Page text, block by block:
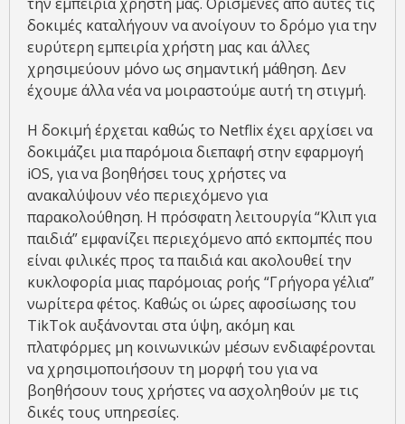
δοκιμές καταλήγουν να ανοίγουν το δρόμο για την
ευρύτερη εμπειρία χρήστη μας και άλλες
χρησιμεύουν μόνο ως σημαντική μάθηση. Δεν
έχουμε άλλα νέα να μοιραστούμε αυτή τη στιγμή.
Η δοκιμή έρχεται καθώς το Netflix έχει αρχίσει να
δοκιμάζει μια παρόμοια διεπαφή στην εφαρμογή
iOS, για να βοηθήσει τους χρήστες να
ανακαλύψουν νέο περιεχόμενο για
παρακολούθηση. Η πρόσφατη λειτουργία “Κλιπ για
παιδιά” εμφανίζει περιεχόμενο από εκπομπές που
είναι φιλικές προς τα παιδιά και ακολουθεί την
κυκλοφορία μιας παρόμοιας ροής “Γρήγορα γέλια”
νωρίτερα φέτος. Καθώς οι ώρες αφοσίωσης του
TikTok αυξάνονται στα ύψη, ακόμη και
πλατφόρμες μη κοινωνικών μέσων ενδιαφέρονται
να χρησιμοποιήσουν τη μορφή του για να
βοηθήσουν τους χρήστες να ασχοληθούν με τις
δικές τους υπηρεσίες.